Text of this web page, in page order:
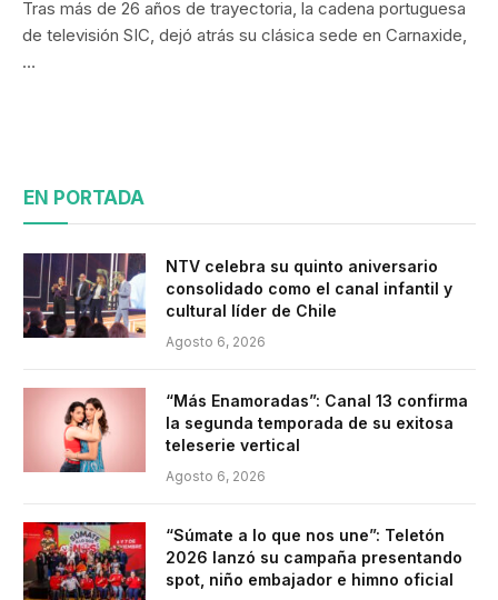
Tras más de 26 años de trayectoria, la cadena portuguesa
de televisión SIC, dejó atrás su clásica sede en Carnaxide,
…
EN PORTADA
NTV celebra su quinto aniversario
consolidado como el canal infantil y
cultural líder de Chile
Agosto 6, 2026
“Más Enamoradas”: Canal 13 confirma
la segunda temporada de su exitosa
teleserie vertical
Agosto 6, 2026
“Súmate a lo que nos une”: Teletón
2026 lanzó su campaña presentando
spot, niño embajador e himno oficial